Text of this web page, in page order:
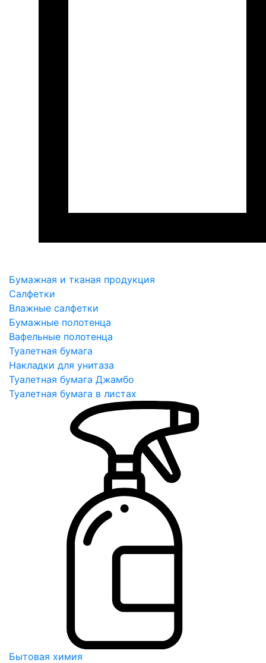
Бумажная и тканая продукция
Салфетки
Влажные салфетки
Бумажные полотенца
Вафельные полотенца
Туалетная бумага
Накладки для унитаза
Туалетная бумага Джамбо
Туалетная бумага в листах
Бытовая химия